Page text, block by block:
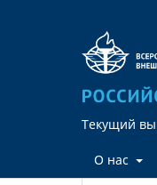
Текущий
О нас